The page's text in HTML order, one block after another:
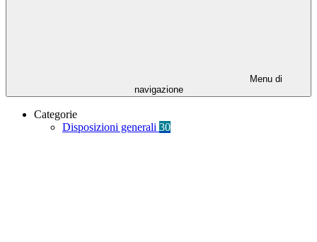
Menu di
navigazione
Categorie
Disposizioni generali 30